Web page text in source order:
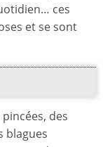
ces
et se sont
des
blagues